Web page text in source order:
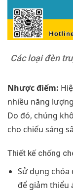
Các loại đèn
Nhược điểm:
nhiều năng
Do đó, chúng
cho chiếu sáng
Thiết kế chống
Sử dụng chóa
để giảm thiểu